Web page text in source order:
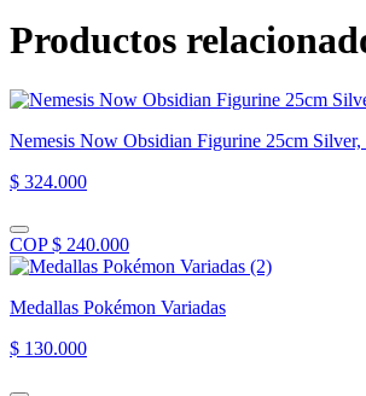
Productos
Nemesis Now Obsidian Figurine 25cm Silver,
$ 324.000
COP $ 240.000
Medallas Pokémon Variadas
$ 130.000